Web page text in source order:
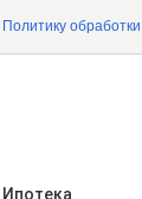
Политику
Ипотека